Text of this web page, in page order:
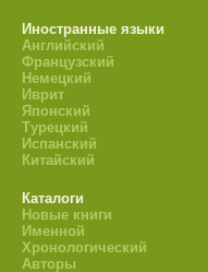
Иностранные языки
Английский
Французский
Немецкий
Иврит
Японский
Турецкий
Испанский
Китайский
Каталоги
Новые книги
Именной
Хронологический
Авторы